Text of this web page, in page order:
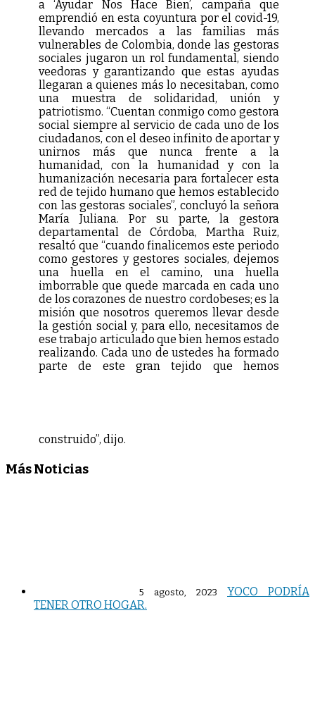
a ‘Ayudar Nos Hace Bien’, campaña que
emprendió en esta coyuntura por el covid-19,
llevando mercados a las familias más
vulnerables de Colombia, donde las gestoras
sociales jugaron un rol fundamental, siendo
veedoras y garantizando que estas ayudas
llegaran a quienes más lo necesitaban, como
una muestra de solidaridad, unión y
patriotismo. “Cuentan conmigo como gestora
social siempre al servicio de cada uno de los
ciudadanos, con el deseo infinito de aportar y
unirnos más que nunca frente a la
humanidad, con la humanidad y con la
humanización necesaria para fortalecer esta
red de tejido humano que hemos establecido
con las gestoras sociales”, concluyó la señora
María Juliana. Por su parte, la gestora
departamental de Córdoba, Martha Ruiz,
resaltó que “cuando finalicemos este periodo
como gestores y gestores sociales, dejemos
una huella en el camino, una huella
imborrable que quede marcada en cada uno
de los corazones de nuestro cordobeses; es la
misión que nosotros queremos llevar desde
la gestión social y, para ello, necesitamos de
ese trabajo articulado que bien hemos estado
realizando. Cada uno de ustedes ha formado
parte de este gran tejido que hemos
construido”, dijo.
Más Noticias
5 agosto, 2023
YOCO PODRÍA
TENER OTRO HOGAR.